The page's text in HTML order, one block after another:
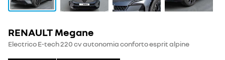
RENAULT Megane
Electrico E-tech 220 cv autonomia conforto esprit alpine